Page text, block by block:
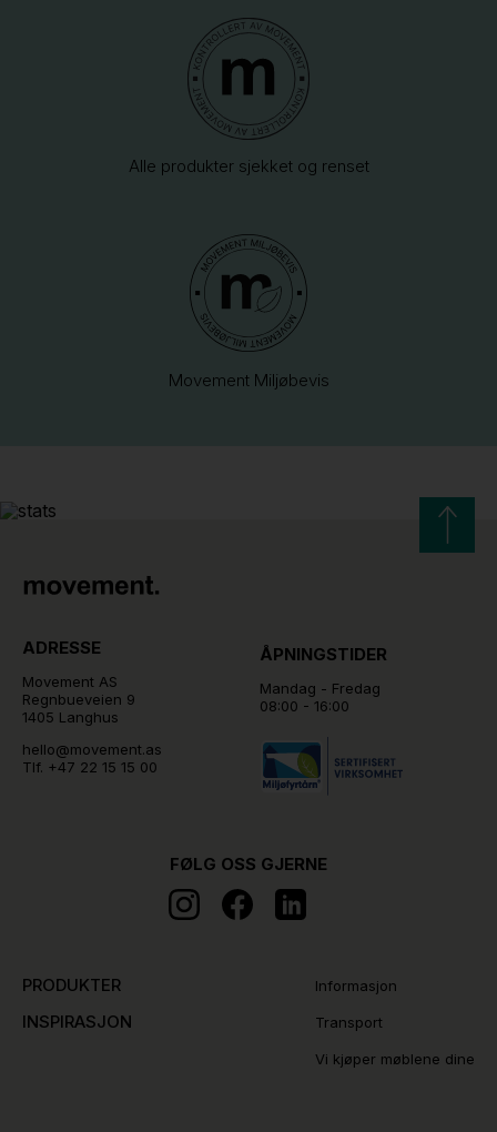
Alle produkter sjekket og renset
Movement Miljøbevis
ADRESSE
Movement AS
Regnbueveien 9
1405 Langhus
hello@movement.as
Tlf. +47 22 15 15 00
ÅPNINGSTIDER
Mandag - Fredag
08:00 - 16:00
PRODUKTER
INSPIRASJON
Informasjon
Transport
Vi kjøper møblene dine
FØLG OSS GJERNE